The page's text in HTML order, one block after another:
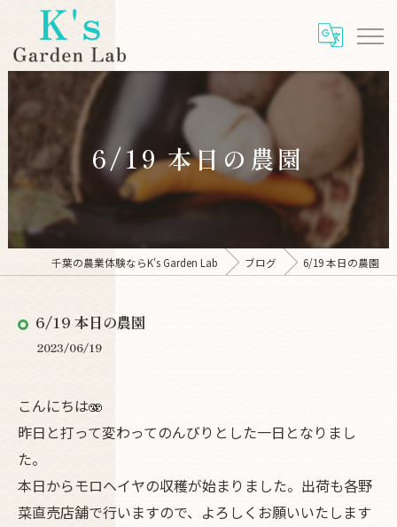
6/19 本日の農園
千葉の農業体験ならK's Garden Lab ブログ 6/19 本日の農園
6/19 本日の農園
2023/06/19
こんにちは🫨
昨日と打って変わってのんびりとした一日となりまし
た。
本日からモロヘイヤの収穫が始まりました。出荷も各野
菜直売店舗で行いますので、よろしくお願いいたします